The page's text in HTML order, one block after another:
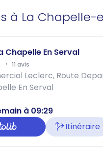
à La Chapelle-
Chapelle En Serval
11 avis
Leclerc, Route
En Serval
à 09:29
Itinéraire